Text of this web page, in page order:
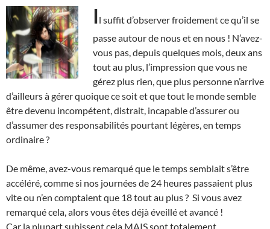
Il suffit d’observer froidement ce qu’il se
passe autour de nous et en nous ! N’avez-
vous pas, depuis quelques mois, deux ans
tout au plus, l’impression que vous ne
gérez plus rien, que plus personne n’arrive
d’ailleurs à gérer quoique ce soit et que tout le monde semble
être devenu incompétent, distrait, incapable d’assurer ou
d’assumer des responsabilités pourtant légères, en temps
ordinaire ?
De même, avez-vous remarqué que le temps semblait s’être
accéléré, comme si nos journées de 24 heures passaient plus
vite ou n’en comptaient que 18 tout au plus ? Si vous avez
remarqué cela, alors vous êtes déjà éveillé et avancé !
Car la plupart subissent cela MAIS sont totalement